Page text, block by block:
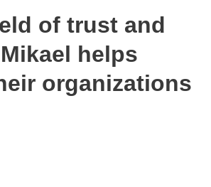
of trust and
helps
organizations